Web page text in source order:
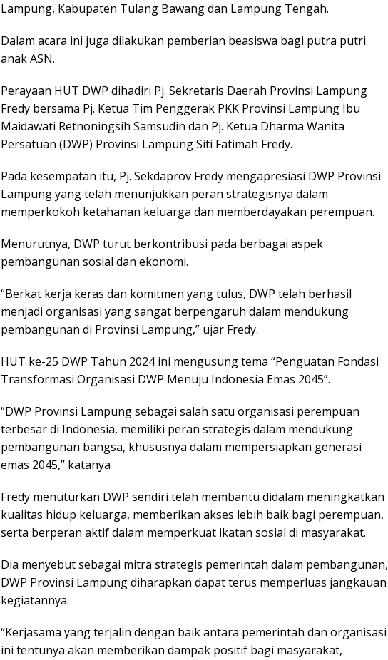
Lampung, Kabupaten Tulang Bawang dan Lampung Tengah.
Dalam acara ini juga dilakukan pemberian beasiswa bagi putra putri
anak ASN.
Perayaan HUT DWP dihadiri Pj. Sekretaris Daerah Provinsi Lampung
Fredy bersama Pj. Ketua Tim Penggerak PKK Provinsi Lampung Ibu
Maidawati Retnoningsih Samsudin dan Pj. Ketua Dharma Wanita
Persatuan (DWP) Provinsi Lampung Siti Fatimah Fredy.
Pada kesempatan itu, Pj. Sekdaprov Fredy mengapresiasi DWP Provinsi
Lampung yang telah menunjukkan peran strategisnya dalam
memperkokoh ketahanan keluarga dan memberdayakan perempuan.
Menurutnya, DWP turut berkontribusi pada berbagai aspek
pembangunan sosial dan ekonomi.
“Berkat kerja keras dan komitmen yang tulus, DWP telah berhasil
menjadi organisasi yang sangat berpengaruh dalam mendukung
pembangunan di Provinsi Lampung,” ujar Fredy.
HUT ke-25 DWP Tahun 2024 ini mengusung tema “Penguatan Fondasi
Transformasi Organisasi DWP Menuju Indonesia Emas 2045”.
“DWP Provinsi Lampung sebagai salah satu organisasi perempuan
terbesar di Indonesia, memiliki peran strategis dalam mendukung
pembangunan bangsa, khususnya dalam mempersiapkan generasi
emas 2045,” katanya
Fredy menuturkan DWP sendiri telah membantu didalam meningkatkan
kualitas hidup keluarga, memberikan akses lebih baik bagi perempuan,
serta berperan aktif dalam memperkuat ikatan sosial di masyarakat.
Dia menyebut sebagai mitra strategis pemerintah dalam pembangunan,
DWP Provinsi Lampung diharapkan dapat terus memperluas jangkauan
kegiatannya.
“Kerjasama yang terjalin dengan baik antara pemerintah dan organisasi
ini tentunya akan memberikan dampak positif bagi masyarakat,